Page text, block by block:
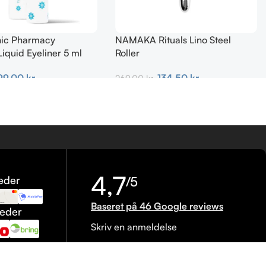
Pharmacy
Eyeliner 5 ml
kr.
NAMAKA Rituals Lino Steel
Roller
269,00 kr. 134,50 kr.
4,7/5
Baseret på 46 Google reviews
Skriv en anmeldelse